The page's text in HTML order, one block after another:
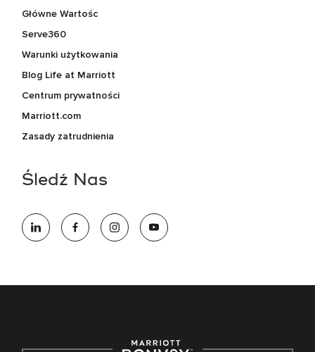
Główne Wartośc
Serve360
Warunki użytkowania
Blog Life at Marriott
Centrum prywatności
Marriott.com
Zasady zatrudnienia
Śledź Nas